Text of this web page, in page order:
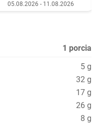
05.08.2026 - 11.08.2026
1 porcia
5 g
32 g
17 g
26 g
8 g